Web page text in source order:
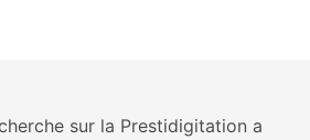
sur la Prestidigitation a